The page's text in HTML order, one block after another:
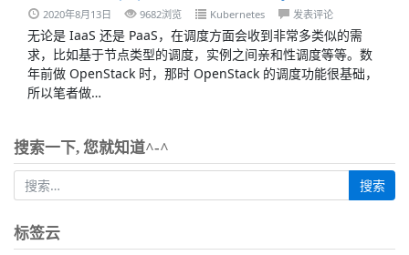
2020年8月13日 9682浏览 Kubernetes 发表评论
无论是 IaaS 还是 PaaS，在调度方面会收到非常多类似的需
求，比如基于节点类型的调度，实例之间亲和性调度等等。数
年前做 OpenStack 时，那时 OpenStack 的调度功能很基础，
所以笔者做…
搜索一下, 您就知道^-^
标签云